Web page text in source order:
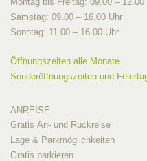
Samstag: 09.00 – 16.00 Uhr
Sonntag: 11.00 – 16.00 Uhr
Öffnungszeiten alle Monate
Sonderöffnungszeiten und
ANREISE
Gratis An- und Rückreise
Lage & Parkmöglichkeiten
Gratis parkieren